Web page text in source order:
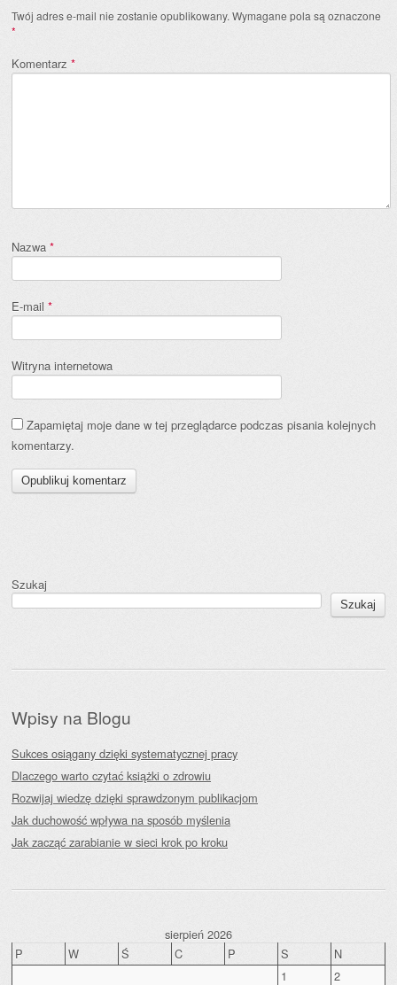
Twój adres e-mail nie zostanie opublikowany. Wymagane pola są oznaczone
*
Komentarz *
Nazwa *
E-mail *
Witryna internetowa
Zapamiętaj moje dane w tej przeglądarce podczas pisania kolejnych
komentarzy.
Szukaj
Szukaj
Wpisy na Blogu
Sukces osiągany dzięki systematycznej pracy
Dlaczego warto czytać książki o zdrowiu
Rozwijaj wiedzę dzięki sprawdzonym publikacjom
Jak duchowość wpływa na sposób myślenia
Jak zacząć zarabianie w sieci krok po kroku
sierpień 2026
P
W Ś C P S
N
1
2